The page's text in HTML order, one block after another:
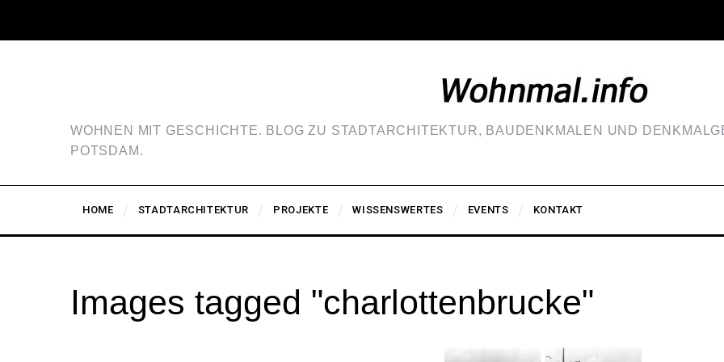
WOHNEN MIT GESCHICHTE. BLOG ZU STADTARCHITEKTUR, BAUDENKMALEN UND
POTSDAM.
HOME STADTARCHITEKTUR PROJEKTE WISSENSWERTES EVENTS KONTAKT
Images tagged "charlottenbrucke"